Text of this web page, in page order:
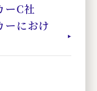
ーC社
ーにおけ